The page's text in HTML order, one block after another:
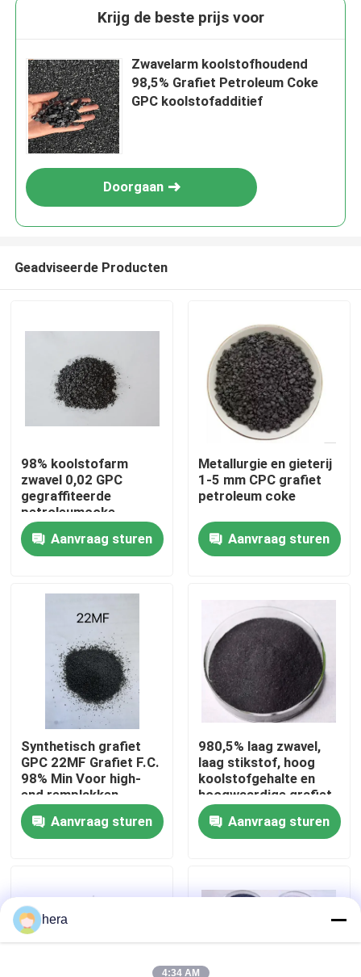
Huis
Producten
Ongeveer ons
Fabrieksreis
Kwaliteitscontrole
Contacteer ons
Nieuws
Grafiet Grondstof
Natuurlijk Vlokgrafiet
Krijg de beste prijs voor
Zwavelarm koolstofhoudend
98,5% Grafiet Petroleum Coke
GPC koolstofadditief
Doorgaan
Geadviseerde Producten
98% koolstofarm
zwavel 0,02 GPC
gegraffiteerde
petroleumcoke
Aanvraag sturen
Metallurgie en gieterij
1-5 mm CPC grafiet
petroleum coke
Aanvraag sturen
Synthetisch grafiet
GPC 22MF Grafiet F.C.
98% Min Voor high-
end remplakken
Aanvraag sturen
980,5% laag zwavel,
laag stikstof, hoog
koolstofgehalte en
hoogwaardige grafiet
petroleum cokes
Aanvraag sturen
hera
4:34 AM